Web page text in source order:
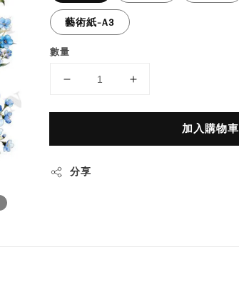
藝術紙-A3
數量
加入購物車
分享